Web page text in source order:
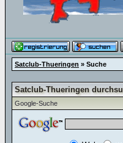
Satclub-Thueringen » Suche
Satclub-Thueringen
Google-Suche